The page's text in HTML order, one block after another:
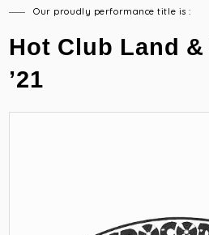
Our proudly performance title is :
Hot Club Land
’21